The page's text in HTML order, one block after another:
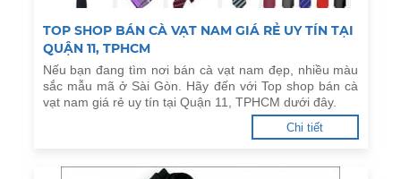
TOP SHOP BÁN CÀ VẠT NAM GIÁ RẺ UY TÍN TẠI
QUẬN 11, TPHCM
Nếu bạn đang tìm nơi bán cà vạt nam đẹp, nhiều màu
sắc mẫu mã ở Sài Gòn. Hãy đến với Top shop bán cà
vạt nam giá rẻ uy tín tại Quận 11, TPHCM dưới đây.
Chi tiết